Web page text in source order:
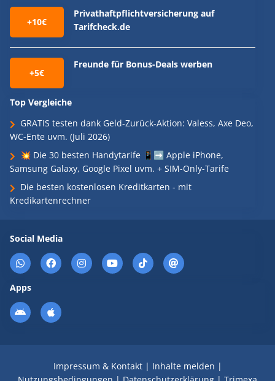
+10€
Privathaftpflichtversicherung auf
Tarifcheck.de
+5€
Freunde für Bonus-Deals werben
Top Vergleiche
GRATIS testen dank Geld-Zurück-Aktion: Valess, Axe Deo,
WC-Ente uvm. (Juli 2026)
💥 Die 30 besten Handytarife 📱➡️ Apple iPhone,
Samsung Galaxy, Google Pixel uvm. + SIM-Only-Tarife
Die besten kostenlosen Kreditkarten - mit
Kredikartenrechner
Social Media
Apps
Impressum & Kontakt| Inhalte melden |